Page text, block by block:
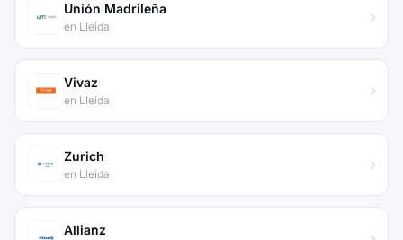
Unión Madrileña
en Lleida
Vivaz
en Lleida
Zurich
en Lleida
Allianz